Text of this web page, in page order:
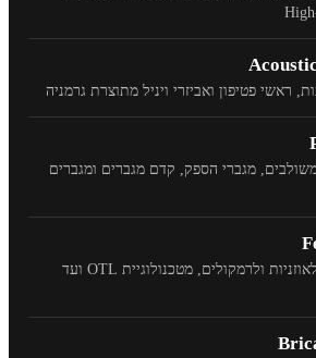
ראשי פטיפון ואביזרי ויניל מתוצרת גרמניה
מגברי הספק, קדם מגברים ומגברים
ולרמקולים, מטכנולוגיית OTL ועד